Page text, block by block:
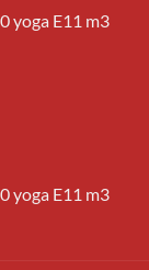
yoga E11 m3
yoga E11 m3